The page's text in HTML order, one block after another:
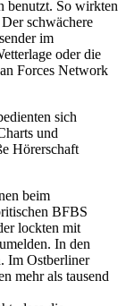
benutzt. So wirkten
schwächere
im
oder die
Forces Network
sich
und
Hörerschaft
beim
BFBS
lockten mit
In den
Im Ostberliner
mehr als tausend